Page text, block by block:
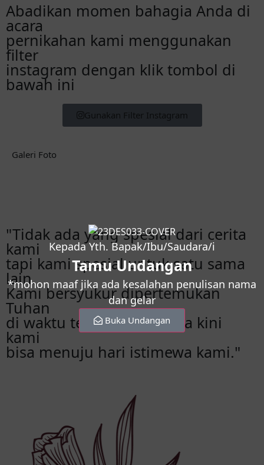
Abadikan momen bahagia Anda di
acara
pernikahan kami menggunakan
filter
instagram dengan klik tombol di
bawah ini
Gunakan Filter Instagram
Galeri Foto
"Tidak ada yang spesial dari cerita
kami
tapi kami spesial untuk satu sama
lain.
Kami bersyukur dipertemukan
Tuhan
di waktu terbaik, sehingga kini
kami
bisa menuju hari istimewa kami."
Kepada Yth. Bapak/Ibu/Saudara/i
Tamu Undangan
*mohon maaf jika ada kesalahan penulisan nama
dan gelar
Buka Undangan